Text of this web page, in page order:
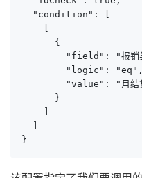
  "condition": [
      {
"field": "报销
        "logic": "eq",
"value": "月结
      }
}